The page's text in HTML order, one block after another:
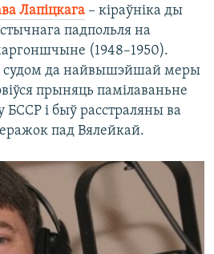
Лапіцкага – кіраўніка ды
падпольля на
(1948–1950).
судом да найвышэйшай меры
прыняць памілаваньне
БССР і быў расстраляны ва
пад Вялейкай.